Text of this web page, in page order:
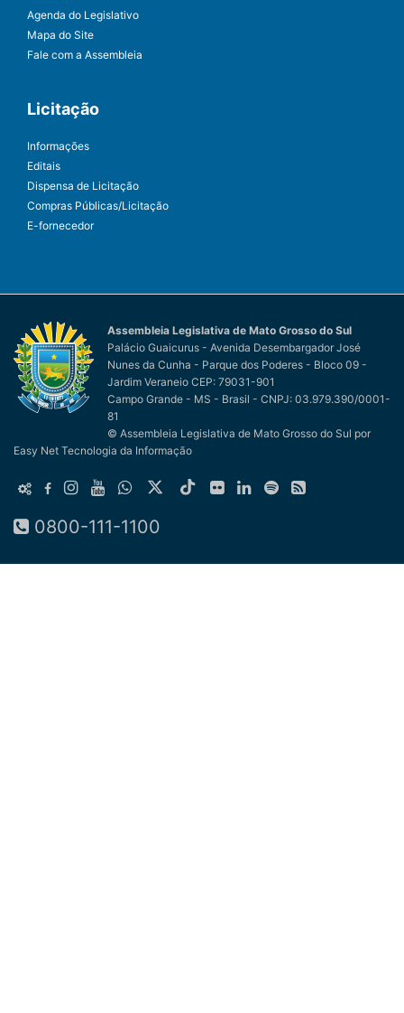
Agenda do Legislativo
Mapa do Site
Fale com a Assembleia
Licitação
Informações
Editais
Dispensa de Licitação
Compras Públicas/Licitação
E-fornecedor
Assembleia Legislativa de Mato Grosso do Sul
Palácio Guaicurus - Avenida Desembargador José
Nunes da Cunha - Parque dos Poderes - Bloco 09 -
Jardim Veraneio CEP: 79031-901
Campo Grande - MS - Brasil - CNPJ: 03.979.390/0001-
81
© Assembleia Legislativa de Mato Grosso do Sul por
Easy Net Tecnologia da Informação
0800-111-1100